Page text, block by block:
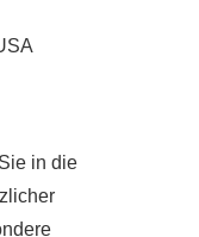
in die